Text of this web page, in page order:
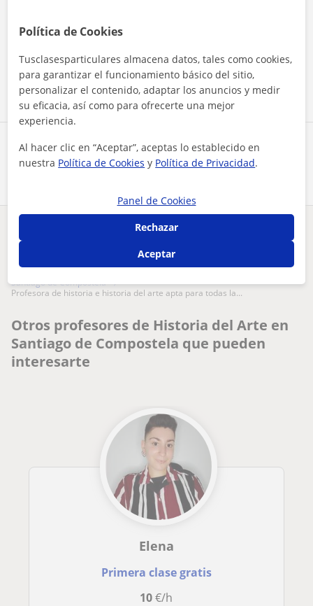
Comparte a este profesor
Al hacer clic, aceptas nuestro
Contactar ahora
¿Hay algún error en este perfil?
Santiago de Compostela
profesora de historia e historia del arte apta para todas la...
Otros profesores de Historia del Arte en
Santiago de Compostela que pueden
interesarte
Elena
Primera clase gratis
10€/h
Política de Cookies
Tusclasesparticulares almacena datos, tales como cookies,
para garantizar el funcionamiento básico del sitio,
personalizar el contenido, adaptar los anuncios y medir
su eficacia, así como para ofrecerte una mejor
experiencia.
Al hacer clic en “Aceptar”, aceptas lo establecido en
nuestra Política de Cookies y Política de Privacidad.
Panel de Cookies
Rechazar
Aceptar